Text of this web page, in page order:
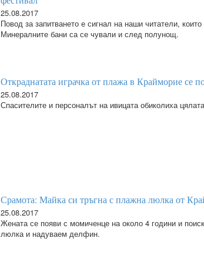
25.08.2017
Повод за запитването е сигнал на наши читатели,
Минералните бани са се чували и след полунощ.
Откраднатата играчка от плажа в Крайморие се
25.08.2017
Спасителите и персоналът на ивицата обиколиха
Срамота: Майка си тръгна с плажна люлка от
25.08.2017
Жената се появи с момиченце на около 4 години и
люлка и надуваем делфин.